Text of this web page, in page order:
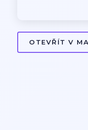
OTEVŘÍT V